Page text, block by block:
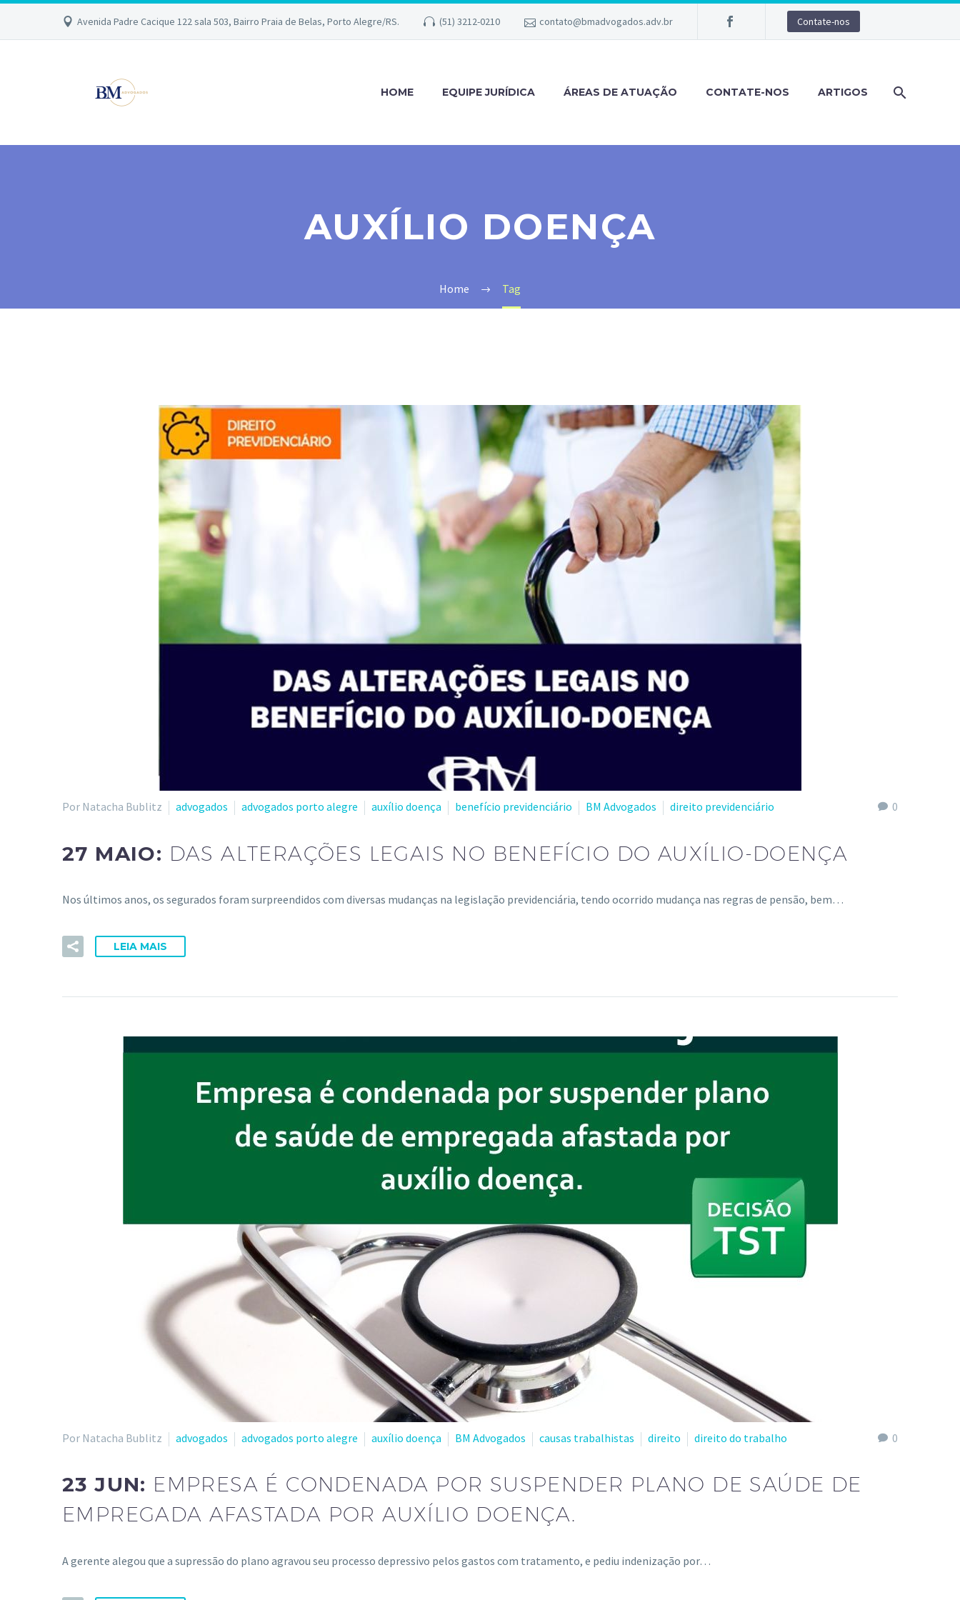
Avenida Padre Cacique 122 sala 503, Bairro Praia de Belas, Porto Alegre/RS. (51) 3212-0210 contato@bmadvogados.adv.br Contate-nos
HOME EQUIPE JURÍDICA ÁREAS DE ATUAÇÃO CONTATE-NOS ARTIGOS
AUXÍLIO DOENÇA
Home Tag
0
Por Natacha Bublitz advogados advogados porto alegre auxílio doença benefício previdenciário BM Advogados direito previdenciário
27 MAIO: DAS ALTERAÇÕES LEGAIS NO BENEFÍCIO DO AUXÍLIO-DOENÇA
Nos últimos anos, os segurados foram surpreendidos com diversas mudanças na legislação previdenciária, tendo ocorrido mudança nas regras de pensão, bem…
LEIA MAIS
0
Por Natacha Bublitz advogados advogados porto alegre auxílio doença BM Advogados causas trabalhistas direito direito do trabalho
23 JUN: EMPRESA É CONDENADA POR SUSPENDER PLANO DE SAÚDE DE
EMPREGADA AFASTADA POR AUXÍLIO DOENÇA.
A gerente alegou que a supressão do plano agravou seu processo depressivo pelos gastos com tratamento, e pediu indenização por…